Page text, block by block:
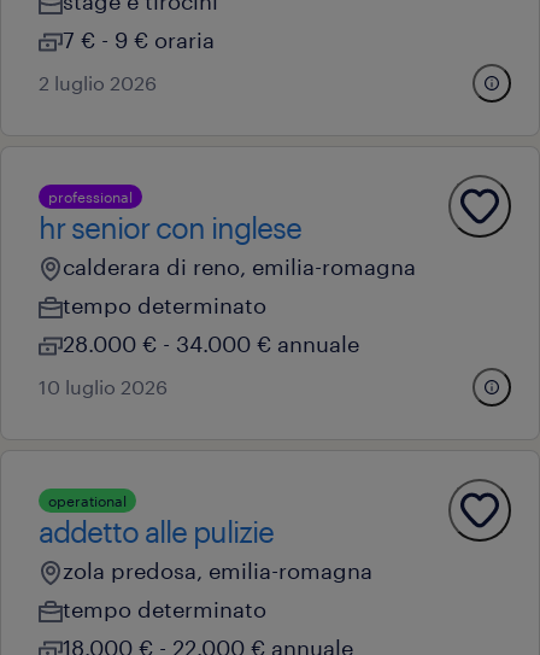
7 € - 9 € oraria
2 luglio 2026
professional
hr senior con inglese
calderara di reno, emilia-romagna
tempo determinato
28.000 € - 34.000 € annuale
10 luglio 2026
operational
addetto alle pulizie
zola predosa, emilia-romagna
tempo determinato
18.000 € - 22.000 € annuale